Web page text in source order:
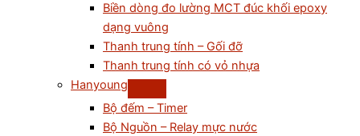
Biền dòng đo lường MCT đúc khối epoxy
dạng vuông
Thanh trung tính – Gối đỡ
Thanh trung tính có vỏ nhựa
Hanyoung
Bộ đếm – Timer
Bộ Nguồn – Relay mực nước